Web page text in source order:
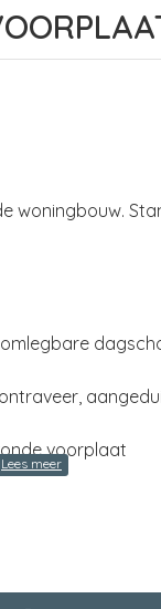
woningbouw.
voorplaat